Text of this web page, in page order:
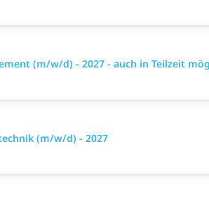
(m/w/d) - 2027 - auch in Teilzeit
(m/w/d) - 2027